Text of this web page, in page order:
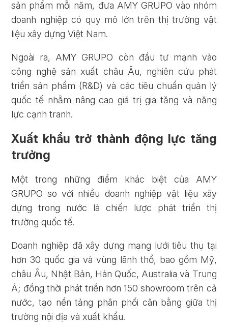
sản phẩm mỗi năm, đưa AMY GRUPO vào nhóm
doanh nghiệp có quy mô lớn trên thị trường vật
liệu xây dựng Việt Nam.
Ngoài ra, AMY GRUPO còn đầu tư mạnh vào
công nghệ sản xuất châu Âu, nghiên cứu phát
triển sản phẩm (R&D) và các tiêu chuẩn quản lý
quốc tế nhằm nâng cao giá trị gia tăng và năng
lực cạnh tranh.
Xuất khẩu trở thành động lực tăng
trưởng
Một trong những điểm khác biệt của AMY
GRUPO so với nhiều doanh nghiệp vật liệu xây
dựng trong nước là chiến lược phát triển thị
trường quốc tế.
Doanh nghiệp đã xây dựng mạng lưới tiêu thụ tại
hơn 30 quốc gia và vùng lãnh thổ, bao gồm Mỹ,
châu Âu, Nhật Bản, Hàn Quốc, Australia và Trung
Á; đồng thời phát triển hơn 150 showroom trên cả
nước, tạo nền tảng phân phối cân bằng giữa thị
trường nội địa và xuất khẩu.